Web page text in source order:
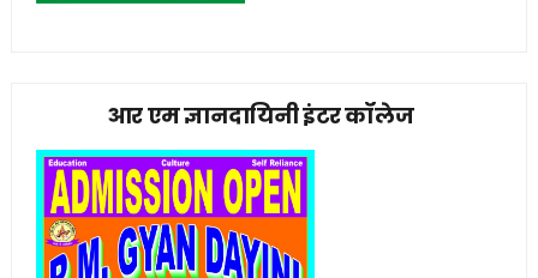
आर एम ज्ञानदायिनी इंटर कॉलेज